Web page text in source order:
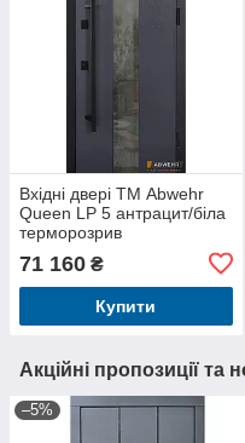
Вхідні двері ТМ Abwehr
Queen LP 5 антрацит/біла
терморозрив
71 160 ₴
Купити
Акційні пропозиції та
–5%